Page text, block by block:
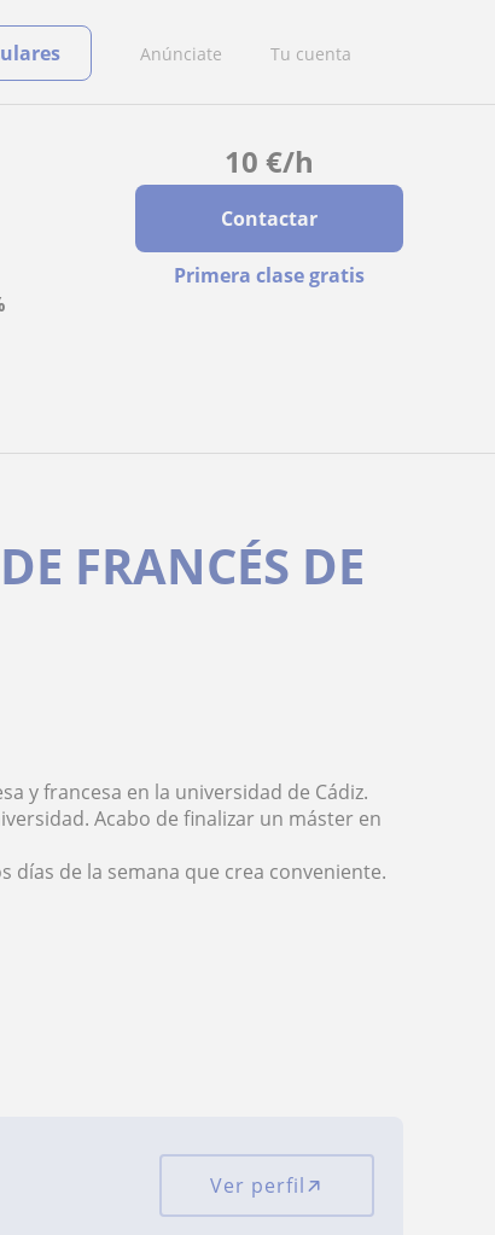
Anúnciate Tu cuenta
10 €/h
Contactar
Primera clase gratis
FRANCÉS DE
y francesa en la universidad de Cádiz.
Acabo de finalizar un máster en
días de la semana que crea conveniente.
Ver perfil